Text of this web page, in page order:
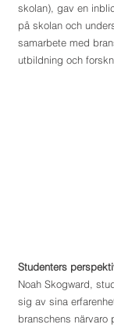
skolan), gav en
på skolan och
samarbete med
utbildning och
Studenters
Noah Skogward,
sig av sina
branschens närvaro